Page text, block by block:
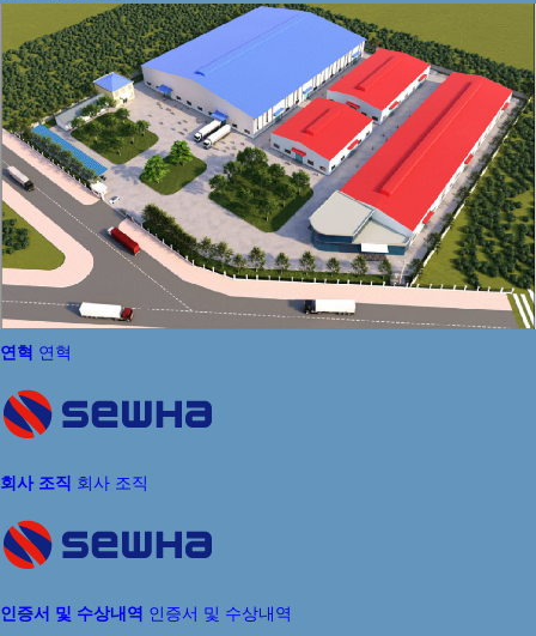
연혁 연혁
회사 조직 회사 조직
인증서 및 수상내역 인증서 및 수상내역